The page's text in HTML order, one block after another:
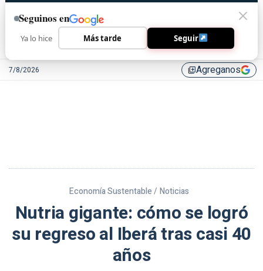
7/8/2026 library_addAgreganos
Economía Sustentable / Noticias
Nutria gigante: cómo se logró
su regreso al Iberá tras casi 40
años
Seguinos en
Ya lo hice Más tarde Seguir